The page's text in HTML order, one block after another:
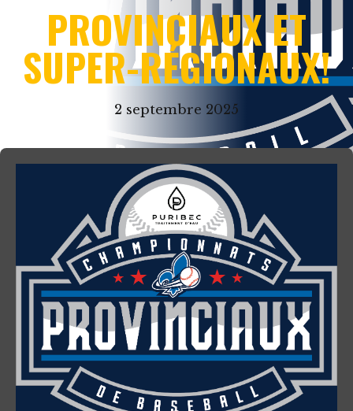
PROVINCIAUX ET
SUPER-RÉGIONAUX!
2 septembre 2025